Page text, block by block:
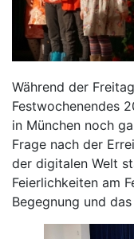
Während der
Festwochenendes
in München noch
Frage nach der
der digitalen Welt
Feierlichkeiten am
Begegnung und